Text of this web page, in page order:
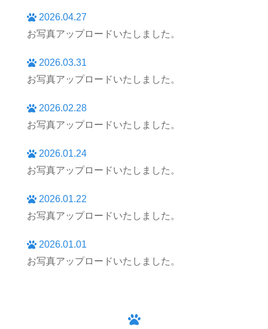
2026.04.27
お写真アップロードいたしました。
2026.03.31
お写真アップロードいたしました。
2026.02.28
お写真アップロードいたしました。
2026.01.24
お写真アップロードいたしました。
2026.01.22
お写真アップロードいたしました。
2026.01.01
お写真アップロードいたしました。